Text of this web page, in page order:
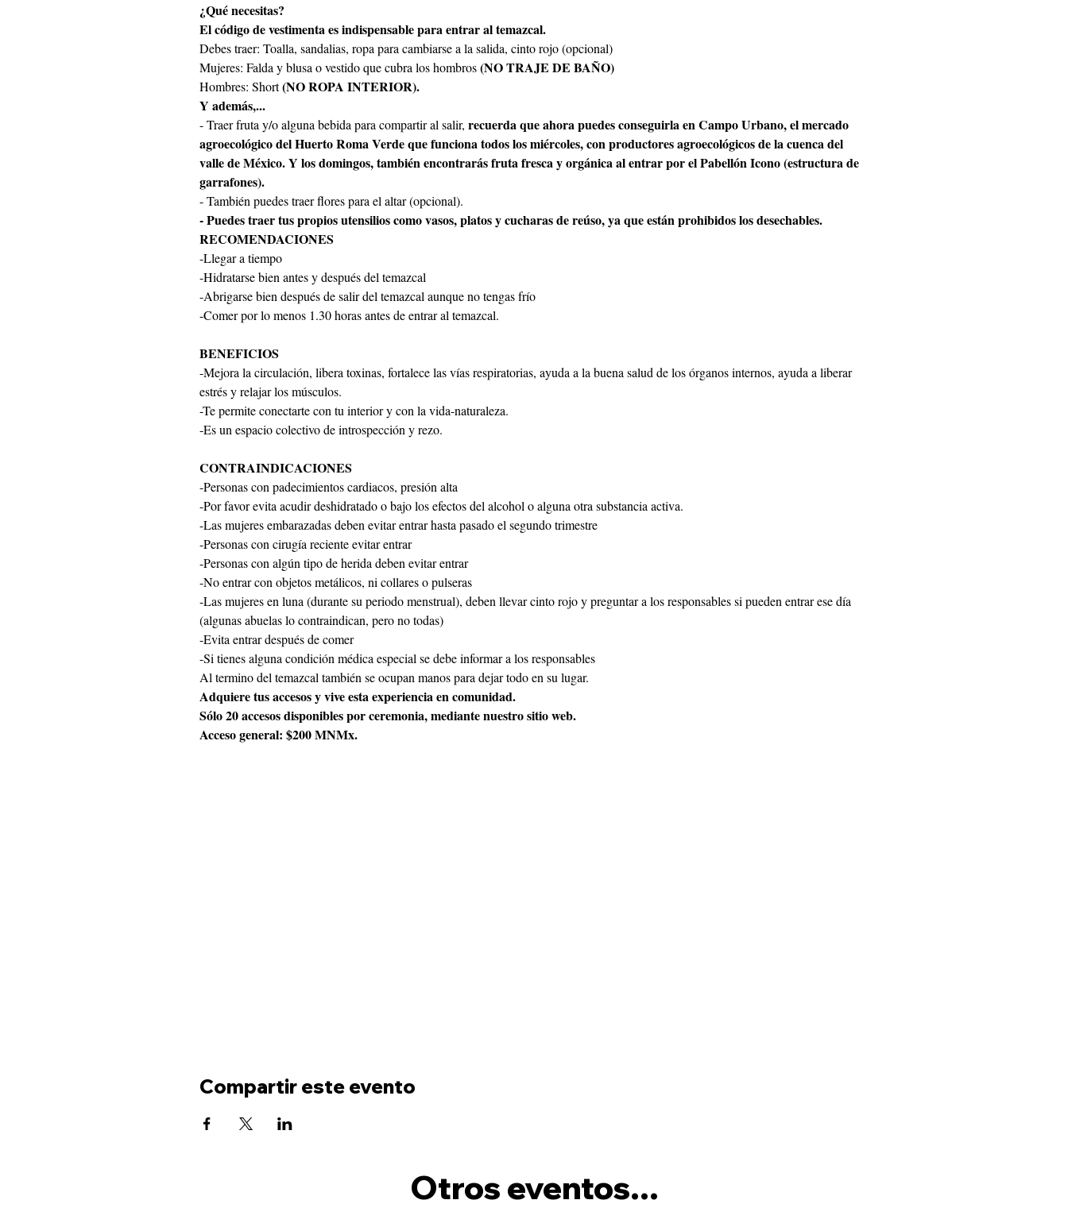
¿Qué necesitas?
El código de vestimenta es indispensable para entrar al temazcal.
Debes traer: Toalla, sandalias, ropa para cambiarse a la salida, cinto rojo (opcional)
Mujeres: Falda y blusa o vestido que cubra los hombros (NO TRAJE DE BAÑO)
Hombres: Short (NO ROPA INTERIOR).
Y además,...
- Traer fruta y/o alguna bebida para compartir al salir, recuerda que ahora puedes conseguirla en Campo Urbano, el mercado
agroecológico del Huerto Roma Verde que funciona todos los miércoles, con productores agroecológicos de la cuenca del
valle de México. Y los domingos, también encontrarás fruta fresca y orgánica al entrar por el Pabellón Icono (estructura de
garrafones).
- También puedes traer flores para el altar (opcional).
- Puedes traer tus propios utensilios como vasos, platos y cucharas de reúso, ya que están prohibidos los desechables.
RECOMENDACIONES
-Llegar a tiempo
-Hidratarse bien antes y después del temazcal
-Abrigarse bien después de salir del temazcal aunque no tengas frío
-Comer por lo menos 1.30 horas antes de entrar al temazcal.
BENEFICIOS
-Mejora la circulación, libera toxinas, fortalece las vías respiratorias, ayuda a la buena salud de los órganos internos, ayuda a liberar
estrés y relajar los músculos.
-Te permite conectarte con tu interior y con la vida-naturaleza.
-Es un espacio colectivo de introspección y rezo.
CONTRAINDICACIONES
-Personas con padecimientos cardiacos, presión alta
-Por favor evita acudir deshidratado o bajo los efectos del alcohol o alguna otra substancia activa.
-Las mujeres embarazadas deben evitar entrar hasta pasado el segundo trimestre
-Personas con cirugía reciente evitar entrar
-Personas con algún tipo de herida deben evitar entrar
-No entrar con objetos metálicos, ni collares o pulseras
-Las mujeres en luna (durante su periodo menstrual), deben llevar cinto rojo y preguntar a los responsables si pueden entrar ese día
(algunas abuelas lo contraindican, pero no todas)
-Evita entrar después de comer
-Si tienes alguna condición médica especial se debe informar a los responsables
Al termino del temazcal también se ocupan manos para dejar todo en su lugar.
Adquiere tus accesos y vive esta experiencia en comunidad.
Sólo 20 accesos disponibles por ceremonia, mediante nuestro sitio web.
Acceso general: $200 MNMx.
Compartir este evento
Otros eventos...